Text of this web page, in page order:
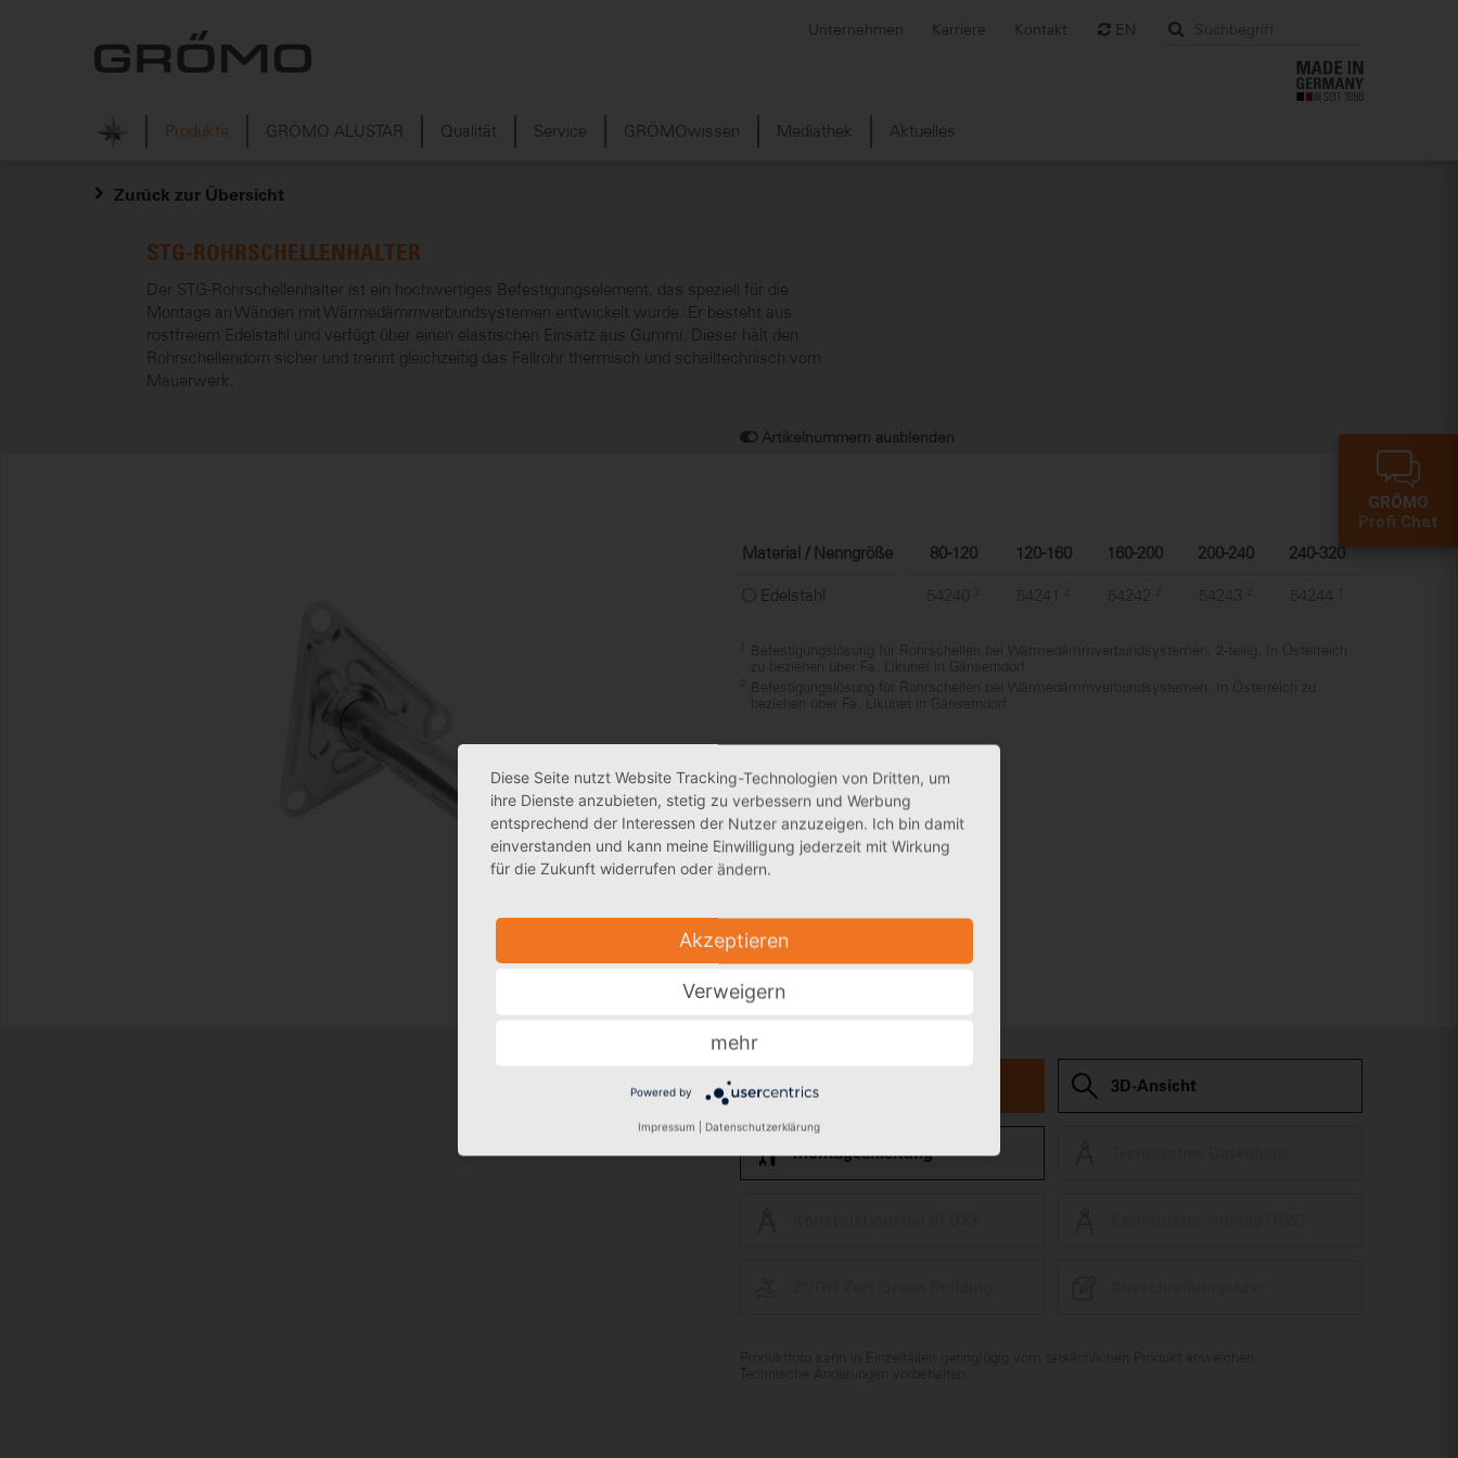
EN
Unternehmen Karriere Kontakt
Produkte GRÖMO ALUSTAR Qualität Service GRÖMOwissen Mediathek Aktuelles
STG-ROHRSCHELLENHALTER
Der STG-Rohrschellenhalter ist ein hochwertiges Befestigungselement, das speziell für die
Montage an Wänden mit Wärmedämmverbundsystemen entwickelt wurde. Er besteht aus
rostfreiem Edelstahl und verfügt über einen elastischen Einsatz aus Gummi. Dieser hält den
Rohrschellendorn sicher und trennt gleichzeitig das Fallrohr thermisch und schalltechnisch vom
Mauerwerk.
Zurück zur Übersicht
Artikelnummern ausblenden
Material / Nenngröße
Edelstahl
80-120 120-160 160-200 200-240 240-320
54240 54241 54242 54243 54244
Befestigungslösung für Rohrschellen bei Wärmedämmverbundsystemen, 2-teilig. In Österreich
zu beziehen über Fa. Likunet in Gänserndorf
Befestigungslösung für Rohrschellen bei Wärmedämmverbundsystemen. In Österreich zu
beziehen über Fa. Likunet in Gänserndorf
Frage zum Produkt stellen 3D-Ansicht
Montageanleitung
GRÖMO
Profi Chat
Diese Seite nutzt Website Tracking-Technologien von Dritten, um
ihre Dienste anzubieten, stetig zu verbessern und Werbung
entsprechend der Interessen der Nutzer anzuzeigen. Ich bin damit
einverstanden und kann meine Einwilligung jederzeit mit Wirkung
für die Zukunft widerrufen oder ändern.
Akzeptieren
Verweigern
mehr
Powered by
Impressum Datenschutzerklärung